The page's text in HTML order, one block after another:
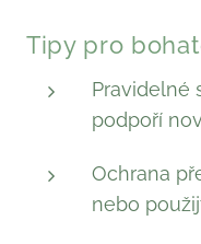
Tipy pro
Pravidelné
podpoří
Ochrana
nebo